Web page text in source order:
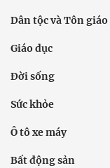
Dân tộc và Tôn giáo
Giáo dục
Đời sống
Sức khỏe
Ô tô xe máy
Bất động sản